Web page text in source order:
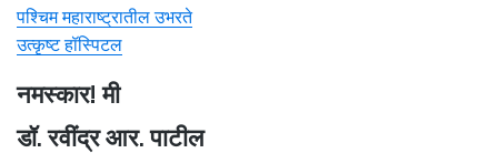
पश्चिम महाराष्ट्रातील उभरते
उत्कृष्ट हॉस्पिटल
नमस्कार! मी
डॉ. रवींद्र आर. पाटील